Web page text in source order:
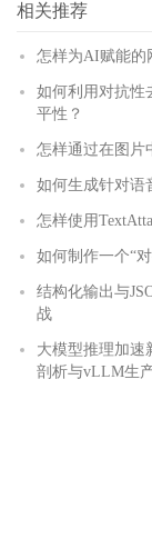
相关推荐
怎样为AI赋能的
如何利用对抗性
平性？
怎样通过在图片
如何生成针对语
怎样使用
如何制作一个“
结构化输出与
战
大模型推理加速
剖析与vLLM生